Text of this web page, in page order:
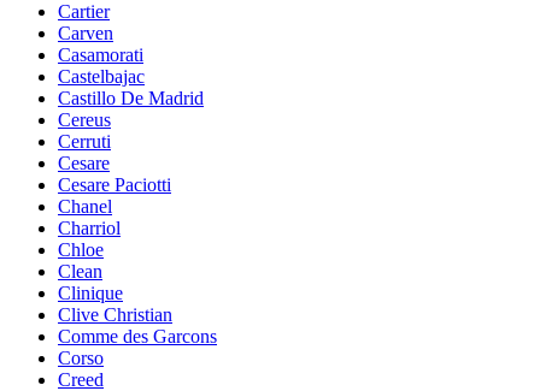
Cartier
Carven
Casamorati
Castelbajac
Castillo De Madrid
Cereus
Cerruti
Cesare
Cesare Paciotti
Chanel
Charriol
Chloe
Clean
Clinique
Clive Christian
Comme des Garcons
Corso
Creed